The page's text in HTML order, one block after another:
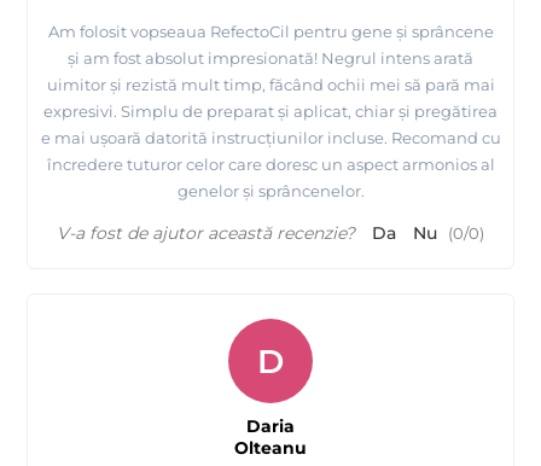
Am folosit vopseaua RefectoCil pentru gene și sprâncene
și am fost absolut impresionată! Negrul intens arată
uimitor și rezistă mult timp, făcând ochii mei să pară mai
expresivi. Simplu de preparat și aplicat, chiar și pregătirea
e mai ușoară datorită instrucțiunilor incluse. Recomand cu
încredere tuturor celor care doresc un aspect armonios al
genelor și sprâncenelor.
V-a fost de ajutor această recenzie? Da Nu (0/0)
D
Daria
Olteanu